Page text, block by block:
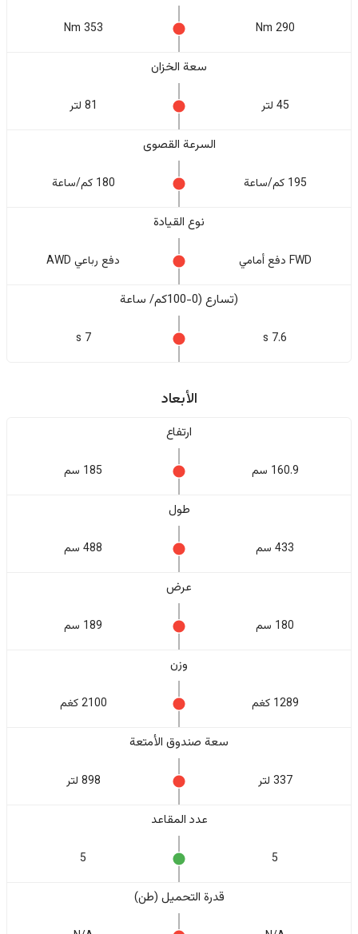
290 Nm
353 Nm
سعة الخزان
45 لتر 81 لتر
السرعة القصوى
195 كم/ساعة 180 كم/ساعة
نوع القيادة
FWD دفع أمامي دفع رباعي AWD
(تسارع (0-100كم/ ساعة
7.6 s
7 s
الأبعاد
ارتفاع
160.9 سم 185 سم
طول
433 سم 488 سم
عرض
180 سم 189 سم
وزن
1289 كغم 2100 كغم
سعة صندوق الأمتعة
337 لتر 898 لتر
عدد المقاعد
5
5
قدرة التحميل (طن)